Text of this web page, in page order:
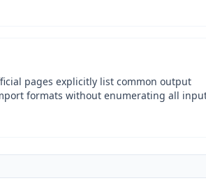
pages explicitly list common output
formats without enumerating all